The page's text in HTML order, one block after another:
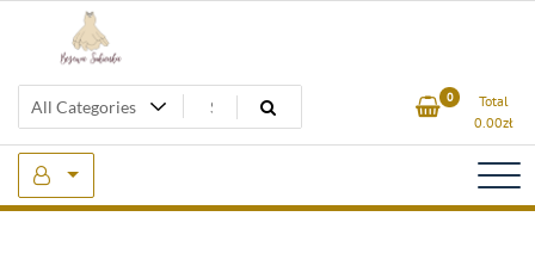
Beżowa Sukienka 0
Total
0.00zł